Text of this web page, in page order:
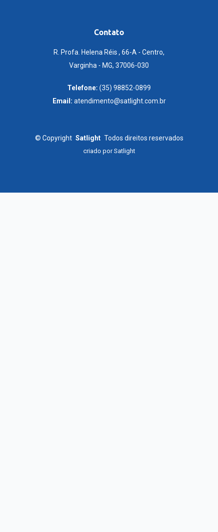
Contato
R. Profa. Helena Réis , 66-A - Centro,
Varginha - MG, 37006-030
Telefone: (35) 98852-0899
Email: atendimento@satlight.com.br
© Copyright Satlight Todos direitos reservados
criado porSatlight